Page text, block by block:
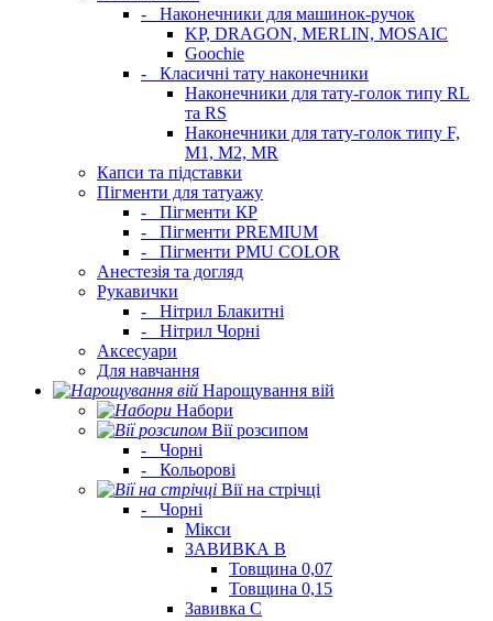
-
Наконечники для машинок-ручок
KP, DRAGON, MERLIN, MOSAIC
Goochie
-
Класичні тату наконечники
Наконечники для тату-голок типу RL
та RS
Наконечники для тату-голок типу F,
M1, M2, MR
Капси та підставки
Пігменти для татуажу
-
Пігменти КР
-
Пігменти PREMIUM
-
Пігменти PMU COLOR
Анестезія та догляд
Рукавички
-
Нітрил Блакитні
-
Нітрил Чорні
Аксесуари
Для навчання
Нарощування вій
Набори
Вії розсипом
-
Чорні
-
Кольорові
Вії на стрічці
-
Чорні
Мікси
ЗАВИВКА В
Товщина 0,07
Товщина 0,15
Завивка C